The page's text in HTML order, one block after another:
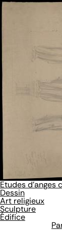
Etudes d'anges
Dessin
Art religieux
Sculpture
Édifice